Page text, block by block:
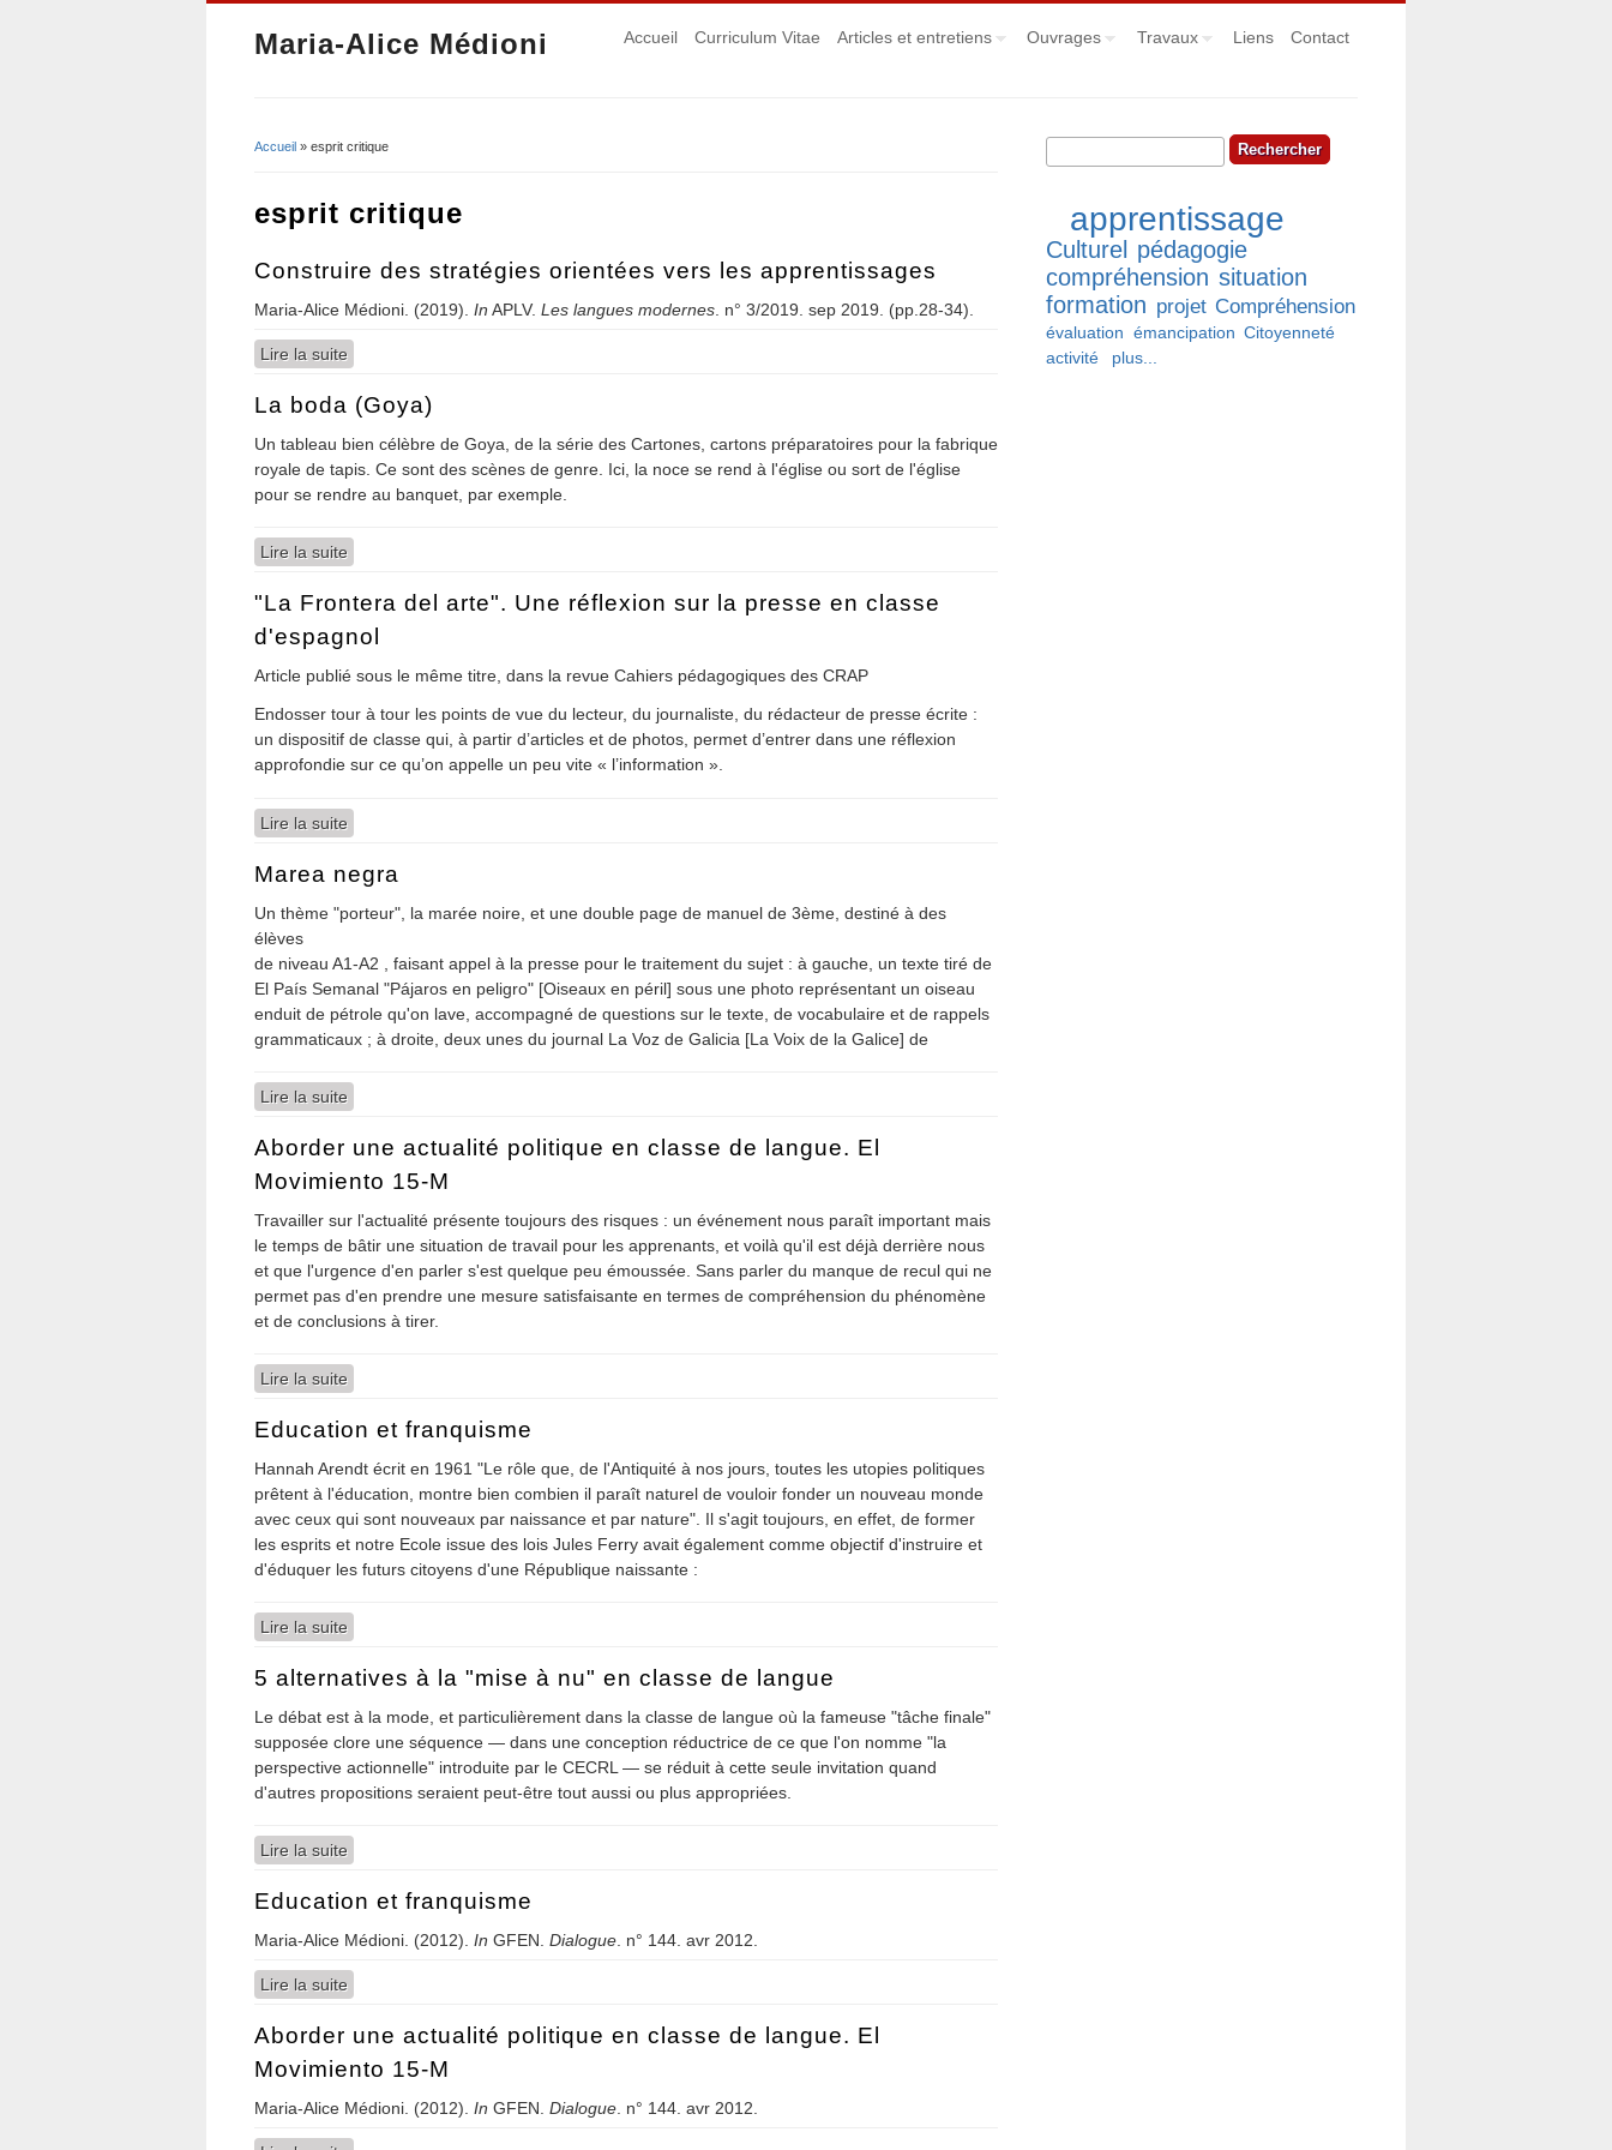
Maria-Alice Médioni Accueil Curriculum Vitae Articles et entretiens Ouvrages Travaux Liens Contact
Accueil » esprit critique
esprit critique
Construire des stratégies orientées vers les apprentissages
Maria-Alice Médioni. (2019). In APLV. Les langues modernes . n° 3/2019. sep 2019. (pp.28-34).
Lire la suite
La boda (Goya)
Un tableau bien célèbre de Goya, de la série des Cartones, cartons préparatoires pour la fabrique
royale de tapis. Ce sont des scènes de genre. Ici, la noce se rend à l'église ou sort de l'église
pour se rendre au banquet, par exemple.
Lire la suite
"La Frontera del arte". Une réflexion sur la presse en classe
d'espagnol
Article publié sous le même titre, dans la revue Cahiers pédagogiques des CRAP
Endosser tour à tour les points de vue du lecteur, du journaliste, du rédacteur de presse écrite :
un dispositif de classe qui, à partir d’articles et de photos, permet d’entrer dans une réflexion
approfondie sur ce qu’on appelle un peu vite « l’information ».
Lire la suite
Marea negra
Un thème "porteur", la marée noire, et une double page de manuel de 3ème, destiné à des
élèves
de niveau A1-A2 , faisant appel à la presse pour le traitement du sujet : à gauche, un texte tiré de
El País Semanal "Pájaros en peligro" [Oiseaux en péril] sous une photo représentant un oiseau
enduit de pétrole qu'on lave, accompagné de questions sur le texte, de vocabulaire et de rappels
grammaticaux ; à droite, deux unes du journal La Voz de Galicia [La Voix de la Galice] de
Lire la suite
Aborder une actualité politique en classe de langue. El
Movimiento 15-M
Travailler sur l'actualité présente toujours des risques : un événement nous paraît important mais
le temps de bâtir une situation de travail pour les apprenants, et voilà qu'il est déjà derrière nous
et que l'urgence d'en parler s'est quelque peu émoussée. Sans parler du manque de recul qui ne
permet pas d'en prendre une mesure satisfaisante en termes de compréhension du phénomène
et de conclusions à tirer.
Lire la suite
Education et franquisme
Hannah Arendt écrit en 1961 "Le rôle que, de l'Antiquité à nos jours, toutes les utopies politiques
prêtent à l'éducation, montre bien combien il paraît naturel de vouloir fonder un nouveau monde
avec ceux qui sont nouveaux par naissance et par nature". Il s'agit toujours, en effet, de former
les esprits et notre Ecole issue des lois Jules Ferry avait également comme objectif d'instruire et
d'éduquer les futurs citoyens d'une République naissante :
Lire la suite
5 alternatives à la "mise à nu" en classe de langue
Le débat est à la mode, et particulièrement dans la classe de langue où la fameuse "tâche finale"
supposée clore une séquence — dans une conception réductrice de ce que l'on nomme "la
perspective actionnelle" introduite par le CECRL — se réduit à cette seule invitation quand
d'autres propositions seraient peut-être tout aussi ou plus appropriées.
Lire la suite
Education et franquisme
Maria-Alice Médioni. (2012). In GFEN. Dialogue. n° 144. avr 2012.
Lire la suite
Aborder une actualité politique en classe de langue. El
Movimiento 15-M
Maria-Alice Médioni. (2012). In GFEN. Dialogue. n° 144. avr 2012.
Formulaire de recherche
Rechercher
apprentissage
Culturel pédagogie
compréhension situation
formation projet Compréhension
évaluation émancipation Citoyenneté
activité
plus...